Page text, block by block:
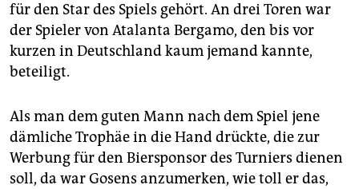
für den Star des Spiels gehört. An drei Toren war
der Spieler von Atalanta Bergamo, den bis vor
kurzen in Deutschland kaum jemand kannte,
beteiligt.
Als man dem guten Mann nach dem Spiel jene
dämliche Trophäe in die Hand drückte, die zur
Werbung für den Biersponsor des Turniers dienen
soll, da war Gosens anzumerken, wie toll er das,